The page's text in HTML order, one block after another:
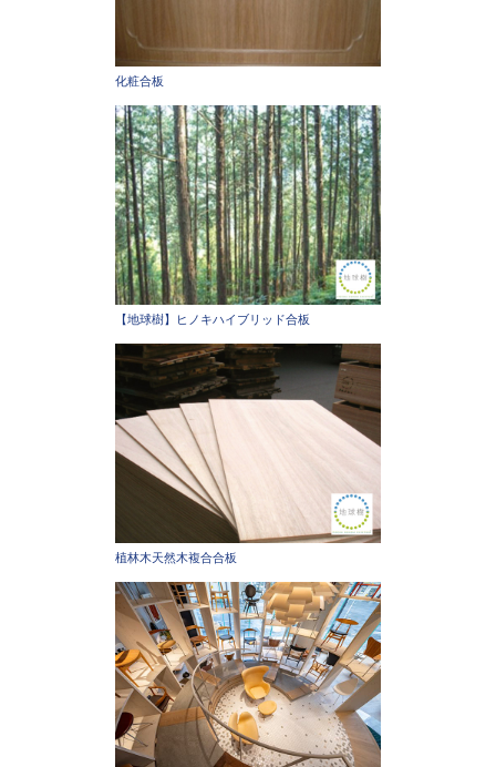
化粧合板
【地球樹】ヒノキハイブリッド合板
植林木天然木複合合板